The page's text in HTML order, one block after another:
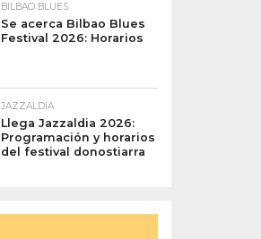
BILBAO BLUES
Se acerca Bilbao Blues
Festival 2026: Horarios
JAZZALDIA
Llega Jazzaldia 2026:
Programación y horarios
del festival donostiarra